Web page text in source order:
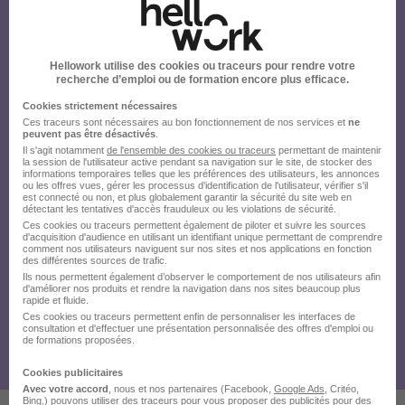
Hellowork utilise des cookies ou traceurs pour rendre votre
recherche d’emploi ou de formation encore plus efficace.
Cookies strictement nécessaires
Ces traceurs sont nécessaires au bon fonctionnement de nos services et ne
peuvent pas être désactivés
Il s'agit notamment de l'ensemble des cookies ou traceurs permettant de maintenir
la session de l'utilisateur active pendant sa navigation sur le site, de stocker des
informations temporaires telles que les préférences des utilisateurs, les annonces
ou les offres vues, gérer les processus d'identification de l'utilisateur, vérifier s'il
est connecté ou non, et plus globalement garantir la sécurité du site web en
détectant les tentatives d'accès frauduleux ou les violations de sécurité.
Ces cookies ou traceurs permettent également de piloter et suivre les sources
d'acquisition d'audience en utilisant un identifiant unique permettant de comprendre
comment nos utilisateurs naviguent sur nos sites et nos applications en fonction
des différentes sources de trafic.
Ils nous permettent également d’observer le comportement de nos utilisateurs afin
d'améliorer nos produits et rendre la navigation dans nos sites beaucoup plus
rapide et fluide.
Ces cookies ou traceurs permettent enfin de personnaliser les interfaces de
consultation et d'effectuer une présentation personnalisée des offres d'emploi ou
de formations proposées.
Cookies publicitaires
Avec votre accord , nous et nos partenaires (Facebook, Google Ads , Critéo,
Bing,) pouvons utiliser des traceurs pour vous proposer des publicités pour des